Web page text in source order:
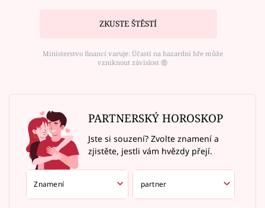
ZKUSTE ŠTĚSTÍ
Ministerstvo financí varuje: Účastí na hazardní hře může
vzniknout závislost ⑱
PARTNERSKÝ HOROSKOP
Jste si souzení? Zvolte znamení a
zjistěte, jestli vám hvězdy přejí.